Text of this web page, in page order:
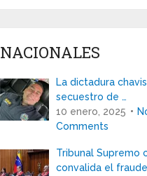
NACIONALES
La dictadura
secuestro de …
10 enero, 2025
Comments
Tribunal Supremo
convalida el